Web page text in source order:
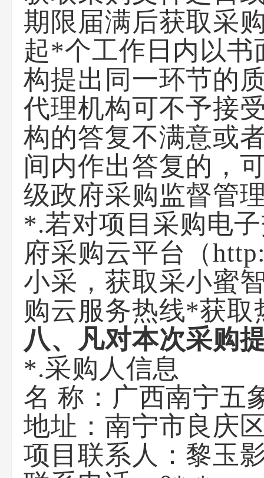
期限届满后获取采
起*个工作日内以书
构提出同一环节的
代理机构可不予接
构的答复不满意或
间内作出答复的，
级政府采购监督管
*.若对项目采购电
府采购云平台
（
小采，获取采小蜜
购云服务热线*获取
八、凡对本次采购
*.采购人信息
名 称： 广西南宁五
地址： 南宁市良庆
项目联系人：黎玉